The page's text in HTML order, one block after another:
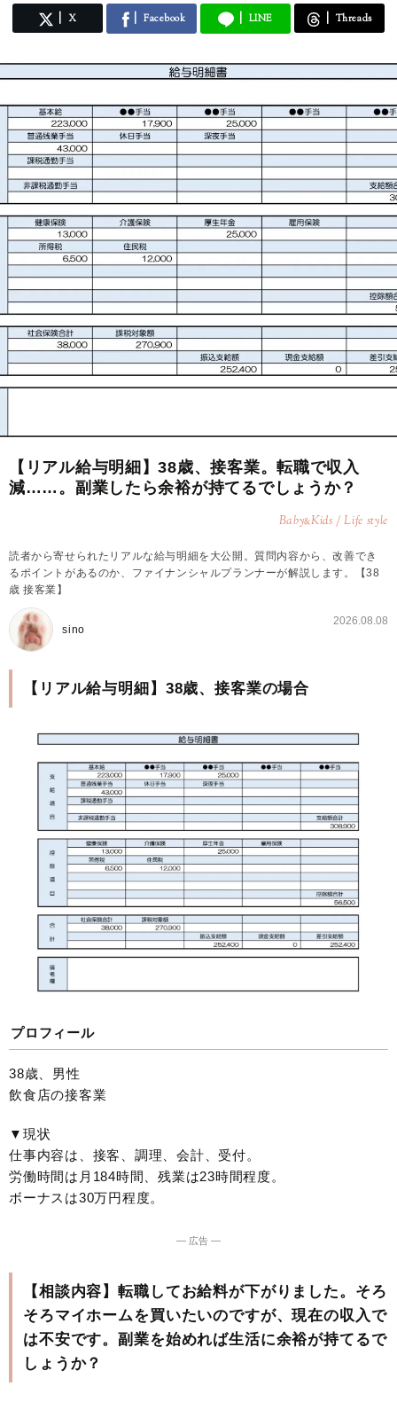
X Facebook LINE Threads
【リアル給与明細】38歳、接客業。転職で収入
減……。副業したら余裕が持てるでしょうか？
Baby&Kids / Life style
読者から寄せられたリアルな給与明細を大公開。質問内容から、改善でき
るポイントがあるのか、ファイナンシャルプランナーが解説します。【38
歳 接客業】
sino
2026.08.08
【リアル給与明細】38歳、接客業の場合
プロフィール
38歳、男性
飲食店の接客業
▼現状
仕事内容は、接客、調理、会計、受付。
労働時間は月184時間、残業は23時間程度。
ボーナスは30万円程度。
― 広告 ―
【相談内容】転職してお給料が下がりました。そろ
そろマイホームを買いたいのですが、現在の収入で
は不安です。副業を始めれば生活に余裕が持てるで
しょうか？